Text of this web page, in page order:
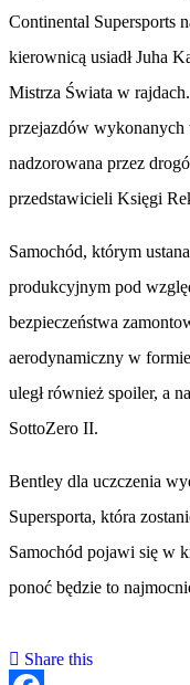
Continental Supersports
kierownicą usiadł Juha
Mistrza Świata w
przejazdów wykonanych
nadzorowana przez
przedstawicieli Księgi
Samochód, którym
produkcyjnym pod
bezpieczeństwa
aerodynamiczny w
uległ również spoiler, a
SottoZero II.
Bentley dla uczczenia
Supersporta, która
Samochód pojawi się w
ponoć będzie to
Share this